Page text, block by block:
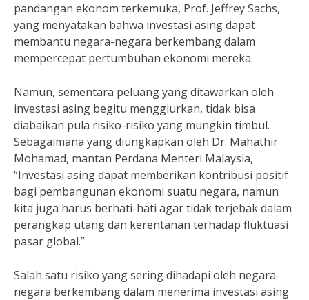
pandangan ekonom terkemuka, Prof. Jeffrey Sachs,
yang menyatakan bahwa investasi asing dapat
membantu negara-negara berkembang dalam
mempercepat pertumbuhan ekonomi mereka.
Namun, sementara peluang yang ditawarkan oleh
investasi asing begitu menggiurkan, tidak bisa
diabaikan pula risiko-risiko yang mungkin timbul.
Sebagaimana yang diungkapkan oleh Dr. Mahathir
Mohamad, mantan Perdana Menteri Malaysia,
“Investasi asing dapat memberikan kontribusi positif
bagi pembangunan ekonomi suatu negara, namun
kita juga harus berhati-hati agar tidak terjebak dalam
perangkap utang dan kerentanan terhadap fluktuasi
pasar global.”
Salah satu risiko yang sering dihadapi oleh negara-
negara berkembang dalam menerima investasi asing